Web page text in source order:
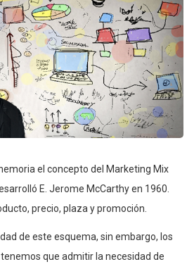
el concepto del Marketing Mix
E. Jerome McCarthy en 1960.
precio, plaza y promoción.
de este esquema, sin embargo, los
que admitir la necesidad de